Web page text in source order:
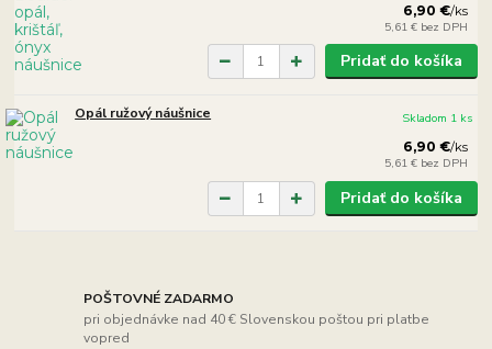
6,90 €/ks
5,61 € bez DPH
Pridať do košíka
Opál ružový náušnice
6,90 €/ks
5,61 € bez DPH
Skladom 1 ks
Pridať do košíka
POŠTOVNÉ ZADARMO
pri objednávke nad 40 € Slovenskou poštou pri platbe
vopred